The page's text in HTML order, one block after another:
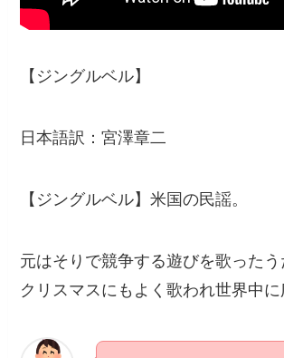
【ジングルベル】
日本語訳：宮澤章二
【ジングルベル】米国の民謡。
元はそりで競争する遊びを歌ったう
クリスマスにもよく歌われ世界中に